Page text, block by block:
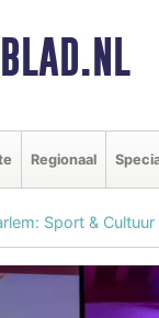
Regionaal
Sport &